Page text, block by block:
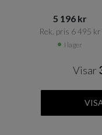
5 196 kr​​
Rek. pris 6 495 kr​​
I lager
Visar